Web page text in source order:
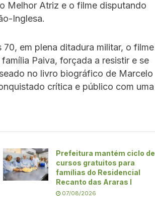
Melhor Atriz e o filme disputando
Inglesa.
em plena ditadura militar, o filme
Paiva, forçada a resistir e se
no livro biográfico de Marcelo
crítica e público com uma
Prefeitura mantém ciclo de
cursos gratuitos para
famílias do Residencial
Recanto das Araras I
07/08/2026